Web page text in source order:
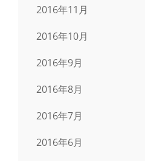
2016年11月
2016年10月
2016年9月
2016年8月
2016年7月
2016年6月